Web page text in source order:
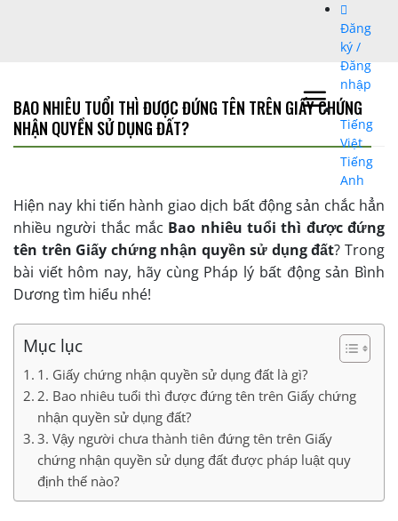
Đăng
ký /
Đăng
nhập
Tiếng
Việt
Tiếng
Anh
BAO NHIÊU TUỔI THÌ ĐƯỢC ĐỨNG TÊN TRÊN GIẤY CHỨNG
NHẬN QUYỀN SỬ DỤNG ĐẤT?
Hiện nay khi tiến hành giao dịch bất động sản chắc hẳn
nhiều người thắc mắc Bao nhiêu tuổi thì được đứng
tên trên Giấy chứng nhận quyền sử dụng đất? Trong
bài viết hôm nay, hãy cùng Pháp lý bất động sản Bình
Dương tìm hiểu nhé!
Mục lục
1. Giấy chứng nhận quyền sử dụng đất là gì?
2. Bao nhiêu tuổi thì được đứng tên trên Giấy chứng
nhận quyền sử dụng đất?
3. Vậy người chưa thành tiên đứng tên trên Giấy
chứng nhận quyền sử dụng đất được pháp luật quy
định thế nào?